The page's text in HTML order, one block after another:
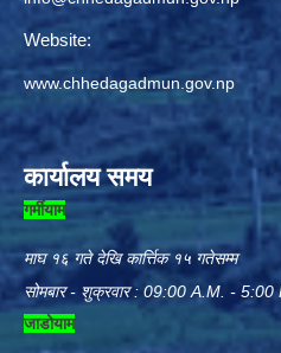
Website:
www.chhedagadmun.gov.np
कार्यालय समय
गर्मीयाम
माघ १६ गते देखि कार्त्तिक १५ गतेसम्म
सोमबार - शुक्रवार : 09:00 A.M. - 5:00
जाडोयाम